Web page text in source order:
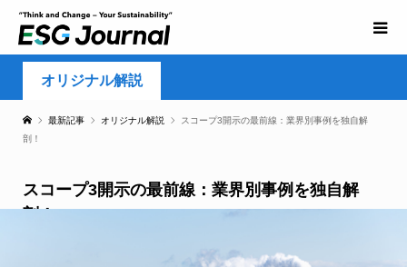
オリジナル解説
最新記事 オリジナル解説
スコープ3開示の最前線：業界別事例を独自解
剖！
スコープ3開示の最前線：業界別事例を独自解
剖！